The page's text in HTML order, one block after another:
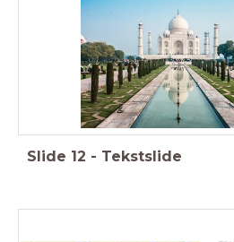
Slide 12 - Tekstslide